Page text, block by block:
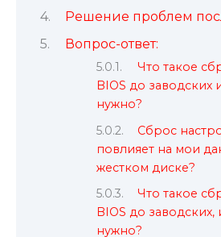
Решение проблем
Вопрос-ответ:
Что такое
BIOS до заводских
нужно?
Сброс
повлияет на мои
жестком диске?
Что такое
BIOS до заводских,
нужно?